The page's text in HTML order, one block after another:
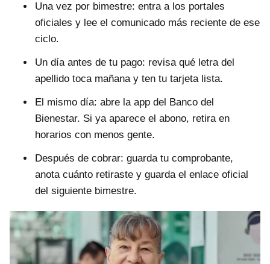
Una vez por bimestre: entra a los portales
oficiales y lee el comunicado más reciente de ese
ciclo.
Un día antes de tu pago: revisa qué letra del
apellido toca mañana y ten tu tarjeta lista.
El mismo día: abre la app del Banco del
Bienestar. Si ya aparece el abono, retira en
horarios con menos gente.
Después de cobrar: guarda tu comprobante,
anota cuánto retiraste y guarda el enlace oficial
del siguiente bimestre.